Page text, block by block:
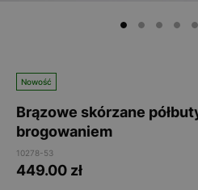
Nowość
Brązowe skórzane
brogowaniem
10278-53
449.00 zł